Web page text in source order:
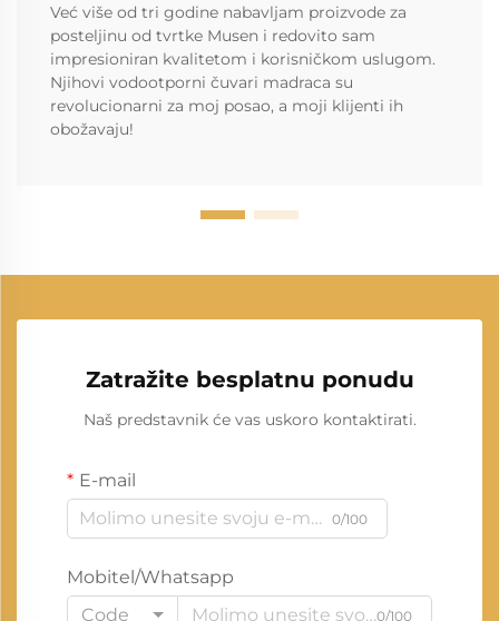
Već više od tri godine nabavljam proizvode za
posteljinu od tvrtke Musen i redovito sam
impresioniran kvalitetom i korisničkom uslugom.
Njihovi vodootporni čuvari madraca su
revolucionarni za moj posao, a moji klijenti ih
obožavaju!
Zatražite besplatnu ponudu
Naš predstavnik će vas uskoro kontaktirati.
E-mail
0/100
Mobitel/Whatsapp
Code
0/100